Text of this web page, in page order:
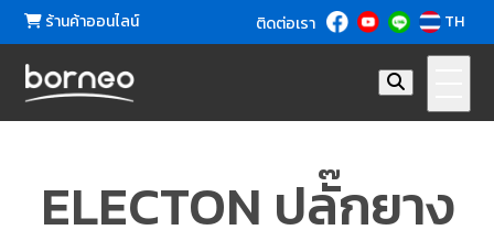
ร้านค้าออนไลน์ ติดต่อเรา TH
ELECTON ปลั๊กยาง